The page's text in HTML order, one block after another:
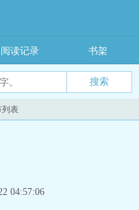
搜索
阅读记录 书架
列表
04:57:06